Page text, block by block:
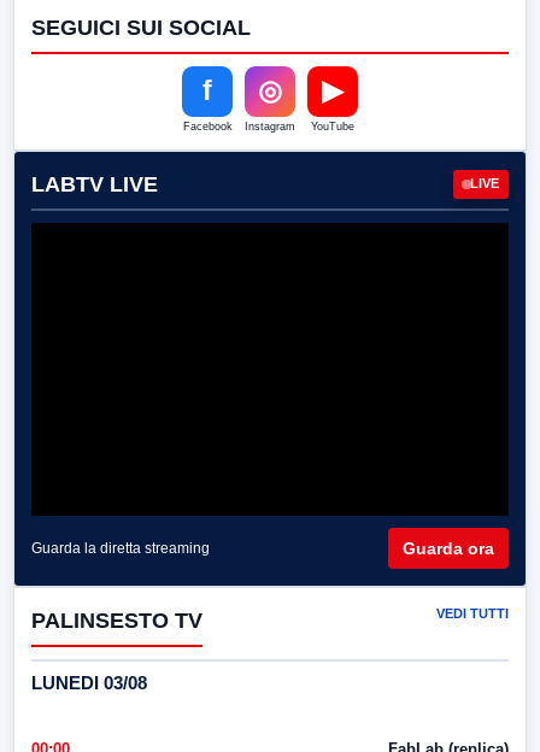
SEGUICI SUI SOCIAL
f
Facebook
◎
Instagram
▶
YouTube
LABTV LIVE LIVE
Guarda la diretta streaming Guarda ora
PALINSESTO TV VEDI TUTTI
LUNEDI 03/08